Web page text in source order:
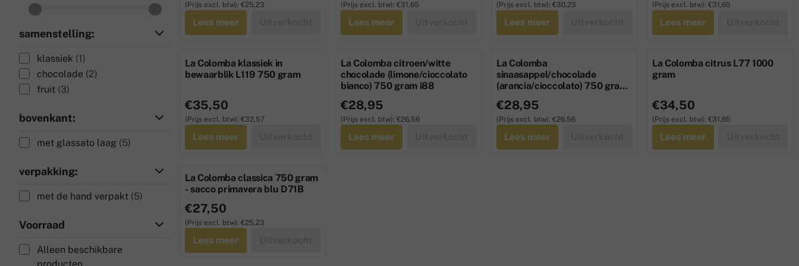
samenstelling:
klassiek (1)
chocolade (2)
fruit (3)
bovenkant:
met glassato laag (5)
verpakking:
met de hand verpakt (5)
Voorraad
Alleen beschikbare
(Prijs excl. btw): €25,23
Lees meer
(Prijs excl. btw): €31,65
Lees meer
(Prijs excl. btw): €30,23
Lees meer
(Prijs excl. btw): €31,65
Lees meer
La Colomba klassiek in
bewaarblik L119 750 gram
Prijs: 35,50, exclusief btw: 32,57
€35,50
(Prijs excl. btw): €32,57
Lees meer
La Colomba citroen/witte
chocolade (limone/cioccolato
bianco) 750 gram i88
Prijs: 28,95, exclusief btw: 26,56
€28,95
(Prijs excl. btw): €26,56
Lees meer
La Colomba
sinaasappel/chocolade
(arancia/cioccolato) 750 gram
Prijs: 28,95, exclusief btw: 26,56
€28,95
(Prijs excl. btw): €26,56
Lees meer
La Colomba citrus L77 1000
gram
Prijs: 34,50, exclusief btw: 31,65
€34,50
(Prijs excl. btw): €31,65
Lees meer
La Colomba classica 750 gram
- sacco primavera blu D71B
Prijs: 27,50, exclusief btw: 25,23
€27,50
(Prijs excl. btw): €25,23
Lees meer